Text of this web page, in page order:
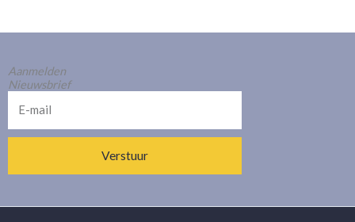
Aanmelden
Nieuwsbrief
mail
Verstuur